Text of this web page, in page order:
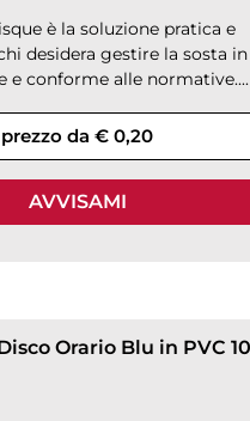
è la soluzione pratica e
desidera gestire la sosta in
e conforme alle normative....
prezzo da € 0,20
AVVISAMI